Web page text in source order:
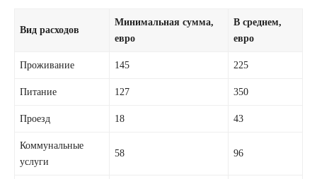
Вид расходов
Минимальная сумма,
евро
В среднем,
евро
Проживание 145 225
Питание 127 350
Проезд 18 43
Коммунальные
услуги
58 96